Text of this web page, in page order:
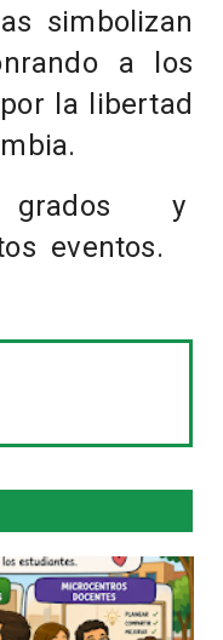
simbolizan
a los
la libertad
y
eventos.